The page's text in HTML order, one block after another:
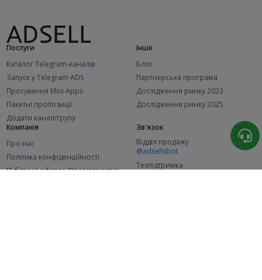
Послуги
Каталог Telegram-каналів
Запуск у Telegram ADS
Просування Mini Apps
Пакетні пропозиції
Додати канал/групу
Інше
Блог
Партнерська програма
Дослідження ринку 2023
Дослідження ринку 2025
Компанія
Про нас
Політика конфіденційності
Публічна оферта (Рекламодавці)
Зв'язок
Відділ продажу
@adsellsbot
Техпідтримка